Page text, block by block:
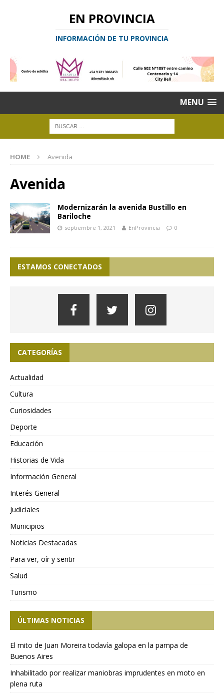
EN PROVINCIA
INFORMACIÓN DE TU PROVINCIA
MENU
HOME Avenida
Avenida
Modernizarán la avenida Bustillo en
Bariloche
septiembre 1, 2021 EnProvincia 0
ESTAMOS CONECTADOS
CATEGORÍAS
Actualidad
Cultura
Curiosidades
Deporte
Educación
Historias de Vida
Información General
Interés General
Judiciales
Municipios
Noticias Destacadas
Para ver, oír y sentir
Salud
Turismo
ÚLTIMAS NOTICIAS
El mito de Juan Moreira todavía galopa en la pampa de
Buenos Aires
Inhabilitado por realizar maniobras imprudentes en moto en
plena ruta